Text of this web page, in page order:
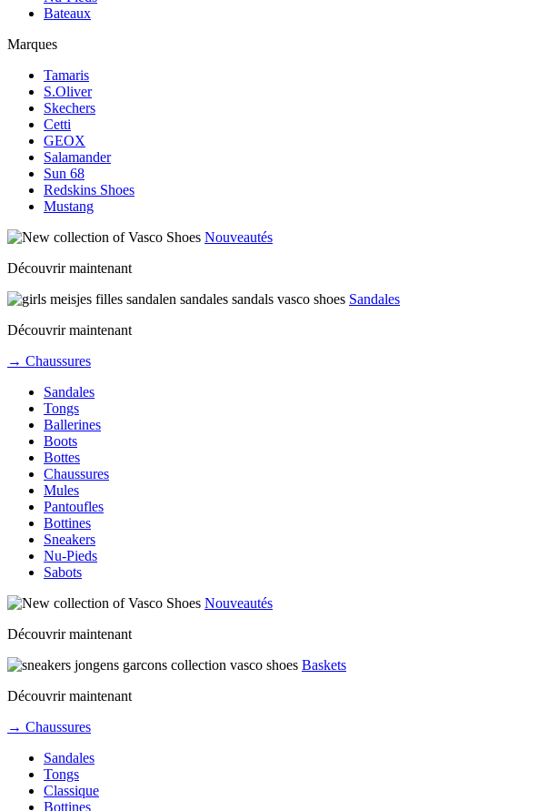
Bateaux
Marques
Tamaris
S.Oliver
Skechers
Cetti
GEOX
Salamander
Sun 68
Redskins Shoes
Mustang
Nouveautés
Découvrir maintenant
Sandales
Découvrir maintenant
→ Chaussures
Sandales
Tongs
Ballerines
Boots
Bottes
Chaussures
Mules
Pantoufles
Bottines
Sneakers
Nu-Pieds
Sabots
Nouveautés
Découvrir maintenant
Baskets
Découvrir maintenant
→ Chaussures
Sandales
Tongs
Classique
Bottines